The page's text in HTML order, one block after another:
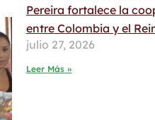
Pereira fortalece la
entre Colombia y el
julio 27, 2026
Leer Más »